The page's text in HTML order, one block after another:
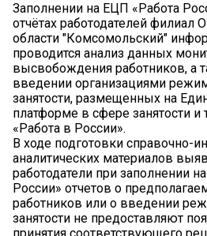
Заполнении на ЕЦП «Работа
отчётах работодателей
области "Комсомольский"
проводится анализ данных
высвобождения работников, а
введении организациями
занятости, размещенных на
платформе в сфере занятости
«Работа в России».
В ходе подготовки справочно-
аналитических материалов
работодатели при заполнении
России» отчетов о
работников или о введении
занятости не предоставляют